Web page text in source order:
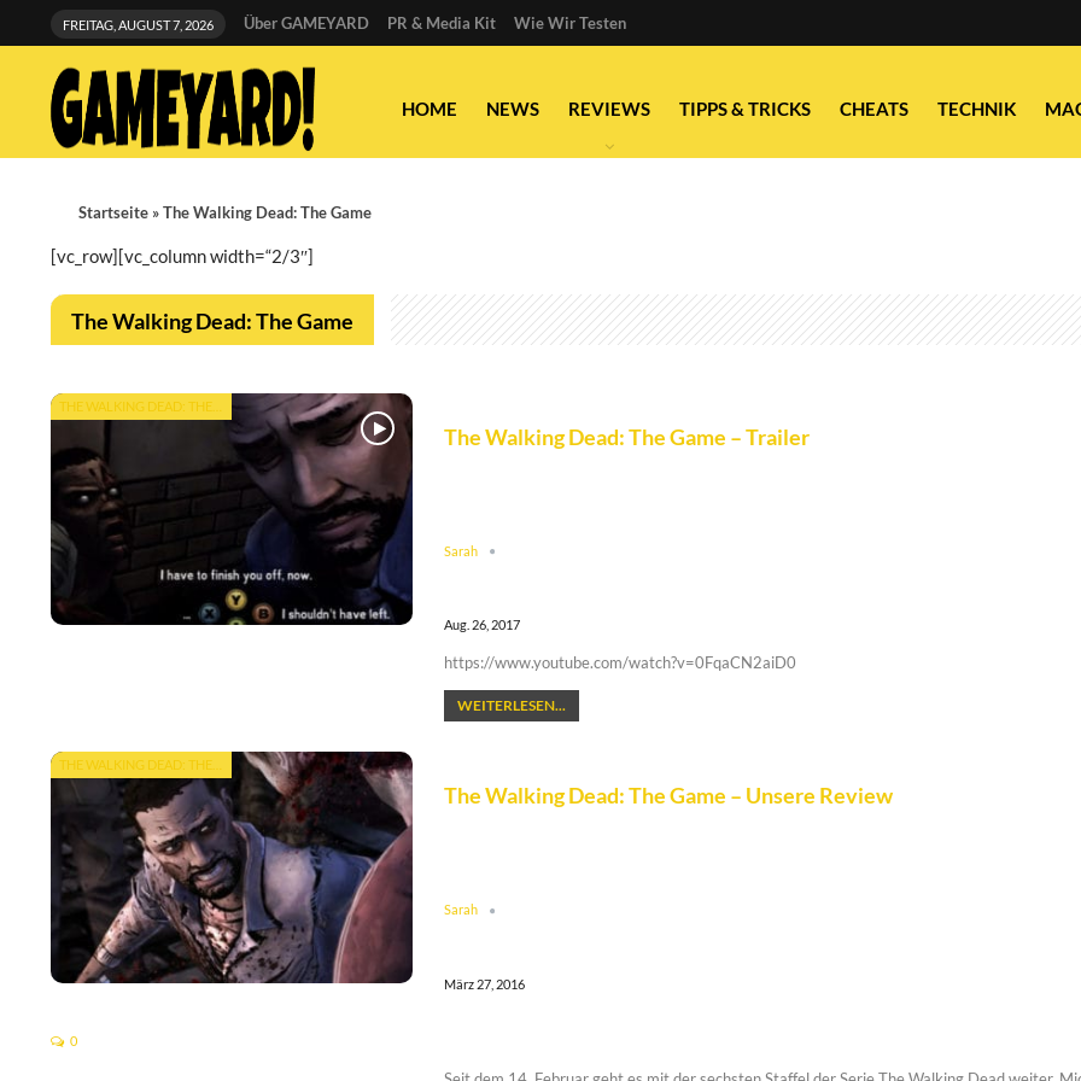
FREITAG, AUGUST 7, 2026 Über GAMEYARD PR & Media Kit Wie Wir Testen
HOME NEWS REVIEWS TIPPS & TRICKS CHEATS TECHNIK
Startseite »The Walking Dead: The Game
[vc_row][vc_column width=“2/3″]
The Walking Dead: The Game
The Walking Dead: The Game – Trailer
Sarah
Aug. 26, 2017
https://www.youtube.com/watch?v=0FqaCN2aiD0
WEITERLESEN...
The Walking Dead: The Game – Unsere Review
Sarah
März 27, 2016
0